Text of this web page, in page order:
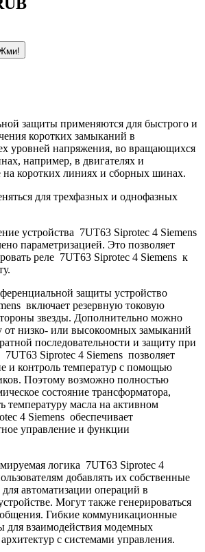
защиты применяются для быстрого и
коротких замыканий в
уровней напряжения, во вращающихся
например, в двигателях и
на коротких линиях и сборных шинах.
для трехфазных и однофазных
устройства 7UT63 Siprotec 4 Siemens
параметризацией. Это позволяет
реле 7UT63 Siprotec 4 Siemens к
защиты устройство
включает резервную токовую
звезды. Дополнительно можно
от низко- или высокоомных замыканий
последовательности и защиту при
7UT63 Siprotec 4 Siemens позволяет
и контроль температур с помощью
Поэтому возможно полностью
состояние трансформатора,
температуру масла на активном
4 Siemens обеспечивает
управление и функции
логика 7UT63 Siprotec 4
добавлять их собственные
автоматизации операций в
Могут также генерироваться
Гибкие коммуникационные
для взаимодействия модемных
с системами управления.